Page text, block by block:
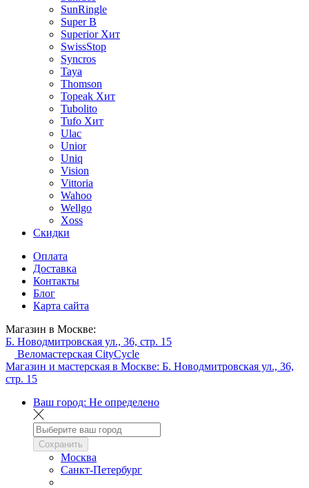
SunRingle
Super B
Superior Хит
SwissStop
Syncros
Taya
Thomson
Topeak Хит
Tubolito
Tufo Хит
Ulac
Unior
Uniq
Vision
Vittoria
Wahoo
Wellgo
Xoss
Скидки
Оплата
Доставка
Контакты
Блог
Карта сайта
Магазин в Москве:
Б. Новодмитровская ул., 36, стр. 15
Веломастерская CityCycle
Магазин и мастерская в Москве: Б. Новодмитровская ул., 36,
стр. 15
Ваш город: Не определено
Сохранить
Москва
Санкт-Петербург